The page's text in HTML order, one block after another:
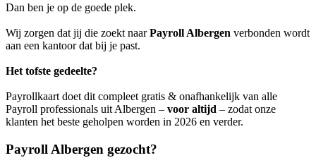
Dan ben je op de goede plek.
Wij zorgen dat jij die zoekt naarPayroll Albergen verbonden wordt
aan een kantoor dat bij je past.
Het tofste gedeelte?
Payrollkaart doet dit compleet gratis & onafhankelijk van alle
Payroll professionals uit Albergen – voor altijd – zodat onze
klanten het beste geholpen worden in 2026 en verder.
Payroll Albergen gezocht?